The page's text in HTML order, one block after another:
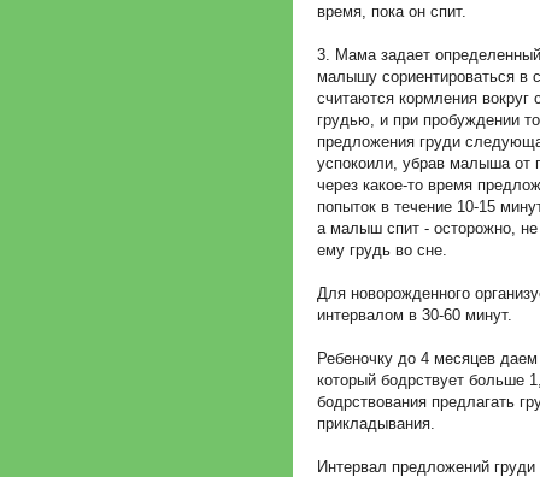
время, пока он спит.
3. Мама задает
малышу сориентироваться в
считаются кормления
грудью, и при пробуждении
предложения груди
успокоили, убрав малыша от
через какое-то время
попыток в течение 10-15
а малыш спит - осторожно,
ему грудь во сне.
Для новорожденного
интервалом в 30-60 минут.
Ребеночку до 4 месяцев
который бодрствует больше
бодрствования предлагать
прикладывания.
Интервал предложений